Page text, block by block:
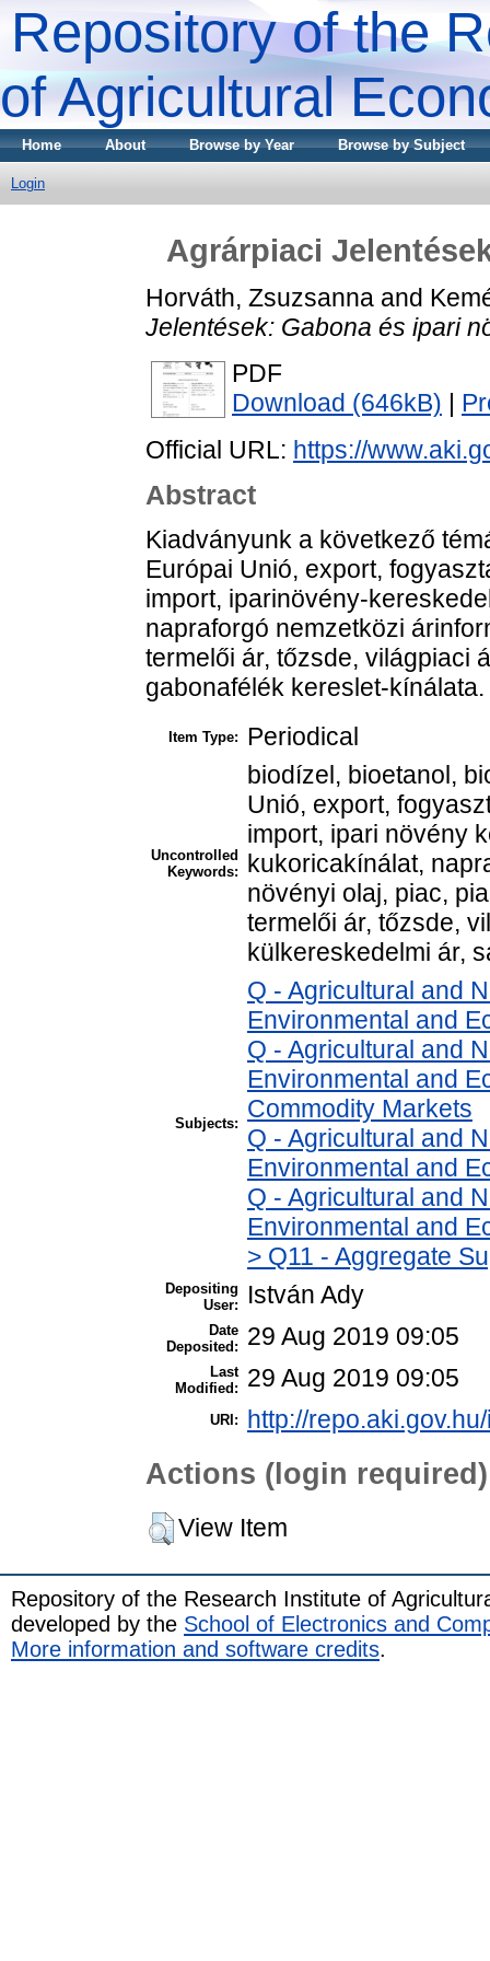
Repository of the
of Agricultural
Home About Browse by Year Browse by Subject
Login
Agrárpiaci
Horváth, Zsuzsanna and
Jelentések: Gabona és ipari
PDF
Download (646kB)
Official URL: https://
Abstract
Kiadványunk a következő
Európai Unió, export,
import, iparinövény-
napraforgó nemzetközi
termelői ár, tőzsde, világpiaci
gabonafélék kereslet-kínálata.
Item Type: Periodical
Uncontrolled
Keywords:
biodízel, bioetanol,
Unió, export,
import, ipari növény
kukoricakínálat,
növényi olaj, piac,
termelői ár, tőzsde,
külkereskedelmi ár,
Subjects:
Q - Agricultural and
Environmental and
Q - Agricultural and
Environmental and
Commodity Markets
Q - Agricultural and
Environmental and
Q - Agricultural and
Environmental and
> Q11 - Aggregate
Depositing
User:
István Ady
Date
Deposited:
29 Aug 2019 09:05
Last
Modified:
29 Aug 2019 09:05
URI: http://
Actions (login required)
View Item
Repository of the Research Institute of
developed by the School of Electronics and
More information and software credits.